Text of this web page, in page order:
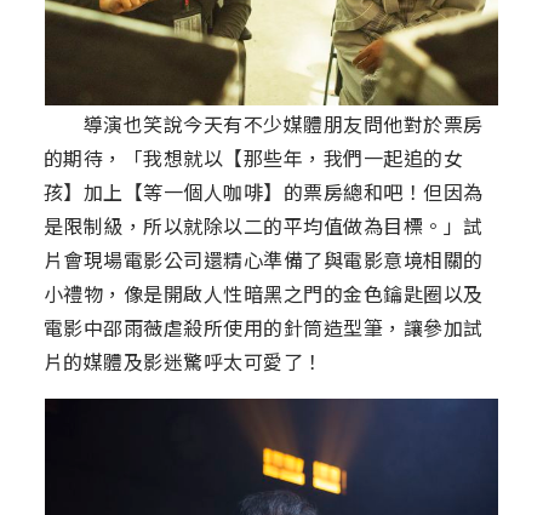
導演也笑說今天有不少媒體朋友問他對於票房
的期待，「我想就以【那些年，我們一起追的女
孩】加上【等一個人咖啡】的票房總和吧！但因為
是限制級，所以就除以二的平均值做為目標。」試
片會現場電影公司還精心準備了與電影意境相關的
小禮物，像是開啟人性暗黑之門的金色鑰匙圈以及
電影中邵雨薇虐殺所使用的針筒造型筆，讓參加試
片的媒體及影迷驚呼太可愛了！